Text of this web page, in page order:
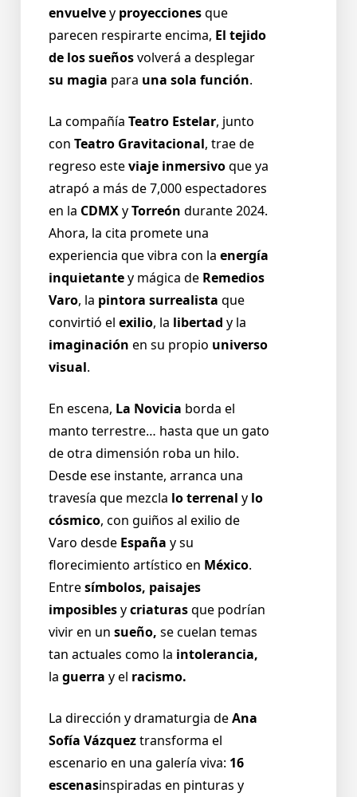
envuelvey proyeccionesque
parecen respirarte encima, El tejido
de los sueñosvolverá a desplegar
su magia para una sola función.
La compañía Teatro Estelar, junto
con Teatro Gravitacional, trae de
regreso esteviaje inmersivoque ya
atrapó a más de 7,000 espectadores
en la CDMXyTorreón durante 2024.
Ahora, la cita promete una
experiencia que vibra con la energía
inquietantey mágica de Remedios
Varo, la pintora surrealista que
convirtió el exilio, la libertad y la
imaginación en su propio universo
visual.
En escena, La Novicia borda el
manto terrestre… hasta que un gato
de otra dimensión roba un hilo.
Desde ese instante, arranca una
travesía que mezcla lo terrenal y lo
cósmico, con guiños al exilio de
Varo desde España y su
florecimiento artístico en México.
Entresímbolos, paisajes
imposiblesycriaturasque podrían
vivir en un sueño, se cuelan temas
tan actuales como la intolerancia,
la guerra y el racismo.
La dirección y dramaturgia deAna
Sofía Vázqueztransforma el
escenario en una galería viva: 16
escenasinspiradas en pinturas y